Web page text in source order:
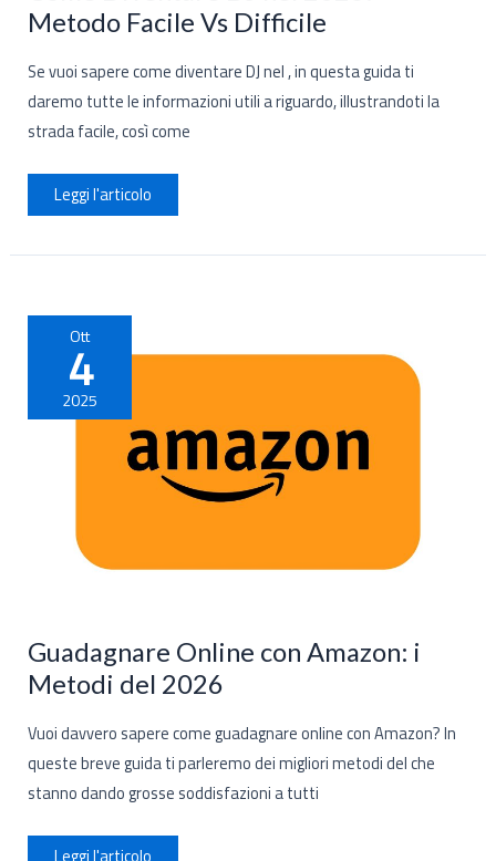
Metodo Facile Vs Difficile
Se vuoi sapere come diventare DJ nel , in questa guida ti
daremo tutte le informazioni utili a riguardo, illustrandoti la
strada facile, così come
Come
Diventare
DJ
2026:
Difficile
Leggi l'articolo
Ott
4
2025
Guadagnare Online con Amazon: i
Metodi del 2026
Vuoi davvero sapere come guadagnare online con Amazon? In
queste breve guida ti parleremo dei migliori metodi del che
stanno dando grosse soddisfazioni a tutti
Guadagnare